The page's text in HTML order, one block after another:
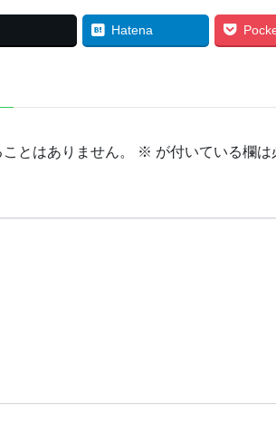
Hatena
とはありません。 ※ が付いている欄は